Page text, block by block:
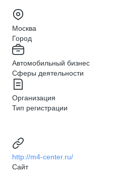
Москва
Город
Автомобильный бизнес
Сферы деятельности
Организация
Тип регистрации
http://m4-center.ru/
Сайт